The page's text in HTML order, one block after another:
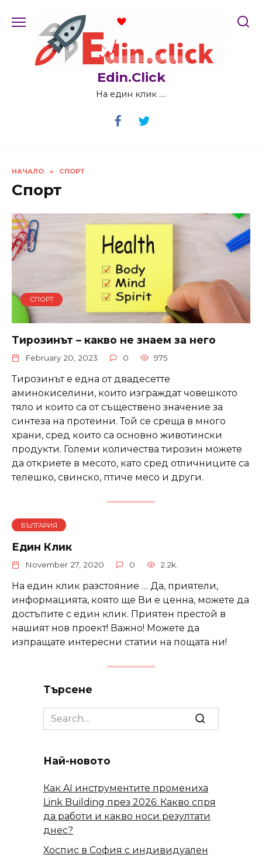
Edin.Click
На един клик ….
НАЧАЛО » СПОРТ
Спорт
СПОРТ
Тирозинът – какво не знаем за него
February 20, 2023 0 975
Тирозинът е една от двадесетте
аминокиселини, които изграждат човешкото
тяло и които са от съществено значение за
синтеза на протеини. Той се среща в много
храни, сред които са основно животински
продукти. Големи количества тирозин можете
да откриете в месото, като сред отличниците са
телешко, свинско, птиче месо и други.
БЪЛГАРИЯ
Един Клик
November 27, 2020 0 2.2k.
На един клик разстояние … Да, приятели,
информацията, която ще Ви е ценна, можете да
достъпите с един клик. Приятен престой в
нашият нов проект! Важно! Можете да
изпращате интересни статии на пощата ни!
Търсене
Search
for:
Най-новото
Как AI инструментите промениха
Link Building през 2026: Какво спря
да работи и какво носи резултати
днес?
Хоспис в София с индивидуален